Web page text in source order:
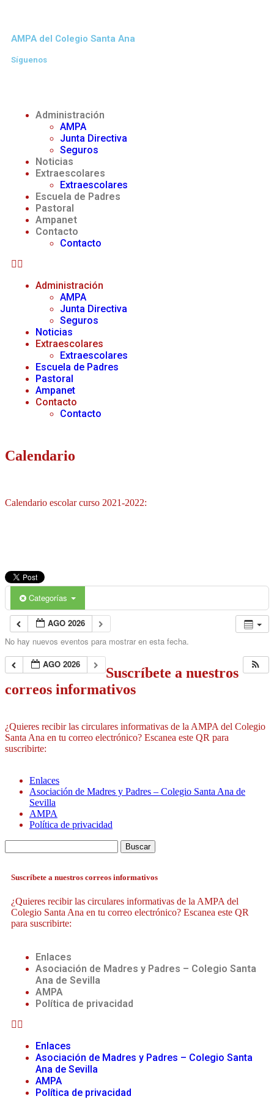
AMPA del Colegio Santa Ana
Síguenos
Administración
AMPA
Junta Directiva
Seguros
Noticias
Extraescolares
Extraescolares
Escuela de Padres
Pastoral
Ampanet
Contacto
Contacto
Administración
AMPA
Junta Directiva
Seguros
Noticias
Extraescolares
Extraescolares
Escuela de Padres
Pastoral
Ampanet
Contacto
Contacto
Calendario
Calendario escolar curso 2021-2022:
Categorías
AGO 2026
No hay nuevos eventos para mostrar en esta fecha.
AGO 2026
Suscríbete a nuestros
correos informativos
¿Quieres recibir las circulares informativas de la AMPA del Colegio
Santa Ana en tu correo electrónico? Escanea este QR para
suscribirte:
Enlaces
Asociación de Madres y Padres – Colegio Santa Ana de
Sevilla
AMPA
Política de privacidad
Suscríbete a nuestros correos informativos
¿Quieres recibir las circulares informativas de la AMPA del
Colegio Santa Ana en tu correo electrónico? Escanea este QR
para suscribirte:
Enlaces
Asociación de Madres y Padres – Colegio Santa
Ana de Sevilla
AMPA
Política de privacidad
Enlaces
Asociación de Madres y Padres – Colegio Santa
Ana de Sevilla
AMPA
Política de privacidad